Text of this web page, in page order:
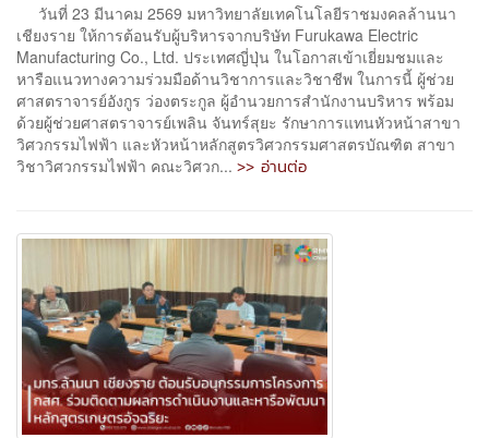
วันที่ 23 มีนาคม 2569 มหาวิทยาลัยเทคโนโลยีราชมงคลล้านนา
เชียงราย ให้การต้อนรับผู้บริหารจากบริษัท Furukawa Electric
Manufacturing Co., Ltd. ประเทศญี่ปุ่น ในโอกาสเข้าเยี่ยมชมและ
หารือแนวทางความร่วมมือด้านวิชาการและวิชาชีพ ในการนี้ ผู้ช่วย
ศาสตราจารย์อังกูร ว่องตระกูล ผู้อำนวยการสำนักงานบริหาร พร้อม
ด้วยผู้ช่วยศาสตราจารย์เพลิน จันทร์สุยะ รักษาการแทนหัวหน้าสาขา
วิศวกรรมไฟฟ้า และหัวหน้าหลักสูตรวิศวกรรมศาสตรบัณฑิต สาขา
วิชาวิศวกรรมไฟฟ้า คณะวิศวก... >> อ่านต่อ